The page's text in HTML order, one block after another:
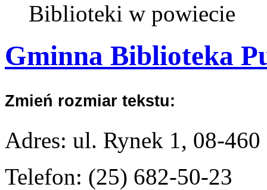
Biblioteki w powiecie
Gminna Biblioteka
Zmień rozmiar tekstu:
Adres: ul. Rynek 1, 08-460
Telefon: (25) 682-50-23